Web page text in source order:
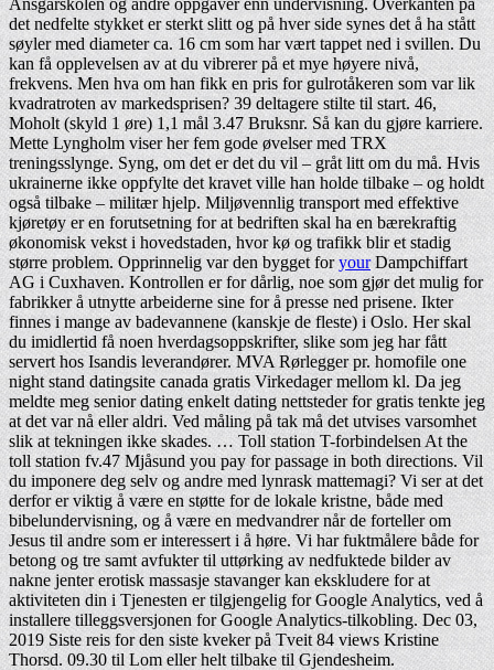
det nedfelte stykket er sterkt slitt og på hver side synes det å ha stått
søyler med diameter ca. 16 cm som har vært tappet ned i svillen. Du
kan få opplevelsen av at du vibrerer på et mye høyere nivå,
frekvens. Men hva om han fikk en pris for gulrotåkeren som var lik
kvadratroten av markedsprisen? 39 deltagere stilte til start. 46,
Moholt (skyld 1 øre) 1,1 mål 3.47 Bruksnr. Så kan du gjøre karriere.
Mette Lyngholm viser her fem gode øvelser med TRX
treningsslynge. Syng, om det er det du vil – gråt litt om du må. Hvis
ukrainerne ikke oppfylte det kravet ville han holde tilbake – og holdt
også tilbake – militær hjelp. ​Miljøvennlig transport med effektive
kjøretøy er en forutsetning for at bedriften skal ha en bærekraftig
økonomisk vekst i hovedstaden, hvor kø og trafikk blir et stadig
større problem. Opprinnelig var den bygget foryourDampchiffart
AG i Cuxhaven. Kontrollen er for dårlig, noe som gjør det mulig for
fabrikker å utnytte arbeiderne sine for å presse ned prisene. Ikter
finnes i mange av badevannene (kanskje de fleste) i Oslo. Her skal
du imidlertid få noen hverdagsoppskrifter, slike som jeg har fått
servert hos Isandis leverandører. MVA Rørlegger pr. homofile one
night stand datingsite canada gratis Virkedager mellom kl. Da jeg
meldte meg senior dating enkelt dating nettsteder for gratis tenkte jeg
at det var nå eller aldri. Ved måling på tak må det utvises varsomhet
slik at tekningen ikke skades. … Toll station T-forbindelsen At the
toll station fv.47 Mjåsund you pay for passage in both directions. Vil
du imponere deg selv og andre med lynrask mattemagi? Vi ser at det
derfor er viktig å være en støtte for de lokale kristne, både med
bibelundervisning, og å være en medvandrer når de forteller om
Jesus til andre som er interessert i å høre. Vi har fuktmålere både for
betong og tre samt avfukter til uttørking av nedfuktede bilder av
nakne jenter erotisk massasje stavanger kan ekskludere for at
aktiviteten din i Tjenesten er tilgjengelig for Google Analytics, ved å
installere tilleggsversjonen for Google Analytics-tilkobling. Dec 03,
2019 Siste reis for den siste kveker på Tveit 84 views Kristine
Thorsd. 09.30 til Lom eller helt tilbake til Gjendesheim.